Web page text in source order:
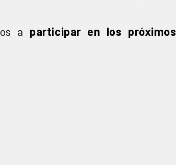
a participar en los próximos